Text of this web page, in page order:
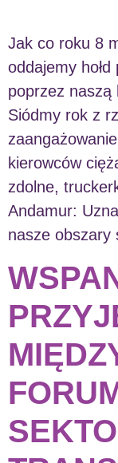
Jak co roku 8
oddajemy
poprzez naszą
Siódmy rok z
kierowców
zdolne,
Andamur:
nasze